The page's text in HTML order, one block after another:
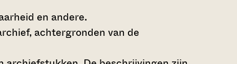
en andere.
achtergronden van de